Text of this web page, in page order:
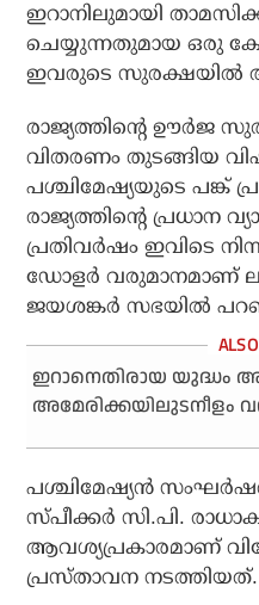
ഇറാനിലുമായി
ചെയ്യുന്നതുമായ ഒരു
ഇവരുടെ സുരക്ഷയില്‍
രാജ്യത്തിന്റെ ഊര്‍ജ
വിതരണം തുടങ്ങിയ
പശ്ചിമേഷ്യയുടെ പങ്ക്
രാജ്യത്തിന്റെ പ്രധാന
പ്രതിവര്‍ഷം ഇവിടെ
ഡോളര്‍ വരുമാനമാണ്
ജയശങ്കര്‍ സഭയില്‍
ഇറാനെതിരായ യുദ്ധം
അമേരിക്കയിലുടനീളം
പശ്ചിമേഷ്യന്‍
സ്പീക്കര്‍ സി.പി.
ആവശ്യപ്രകാരമാണ്
പ്രസ്താവന നടത്തിയത്.